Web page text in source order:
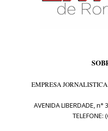
EMPRESA
AVENIDA LIBERDADE, n°
TELEFONE: